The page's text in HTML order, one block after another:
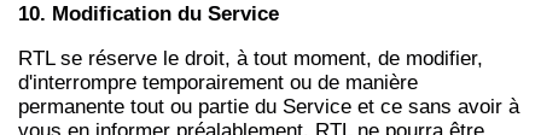
10. Modification du Service
RTL se réserve le droit, à tout moment, de modifier,
d'interrompre temporairement ou de manière
permanente tout ou partie du Service et ce sans avoir à
vous en informer préalablement. RTL ne pourra être